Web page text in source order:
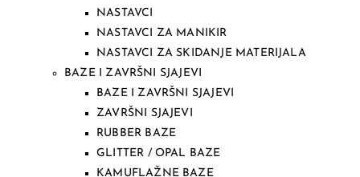
NASTAVCI
NASTAVCI ZA MANIKIR
NASTAVCI ZA SKIDANJE MATERIJALA
BAZE I ZAVRŠNI SJAJEVI
BAZE I ZAVRŠNI SJAJEVI
ZAVRŠNI SJAJEVI
RUBBER BAZE
GLITTER / OPAL BAZE
KAMUFLAŽNE BAZE